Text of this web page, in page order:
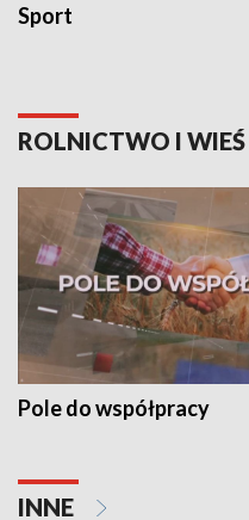
Sport
ROLNICTWO I WIEŚ
Pole do współpracy
INNE